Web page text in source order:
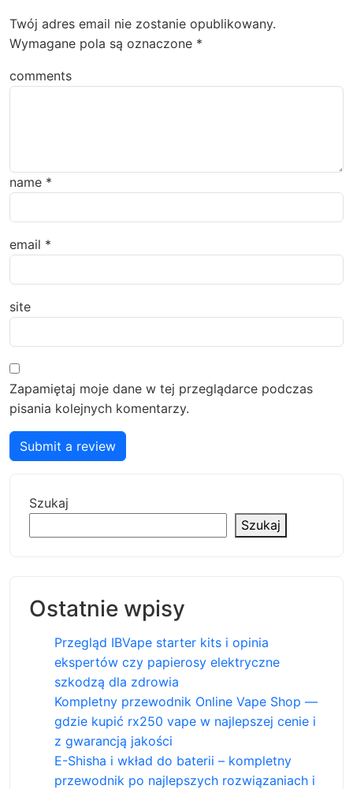
Twój adres email nie zostanie opublikowany.
Wymagane pola są oznaczone *
comments
name *
email *
site
Zapamiętaj moje dane w tej przeglądarce podczas
pisania kolejnych komentarzy.
Submit a review
Szukaj
Szukaj
Ostatnie wpisy
Przegląd IBVape starter kits i opinia
ekspertów czy papierosy elektryczne
szkodzą dla zdrowia
Kompletny przewodnik Online Vape Shop —
gdzie kupić rx250 vape w najlepszej cenie i
z gwarancją jakości
E-Shisha i wkład do baterii – kompletny
przewodnik po najlepszych rozwiązaniach i